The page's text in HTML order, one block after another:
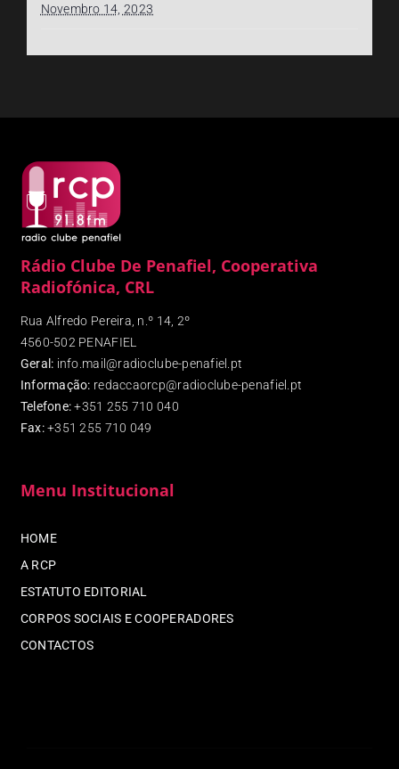
Novembro 14, 2023
Rádio Clube De Penafiel, Cooperativa
Radiofónica, CRL
Rua Alfredo Pereira, n.º 14, 2º
4560-502 PENAFIEL
Geral: info.mail@radioclube-penafiel.pt
Informação: redaccaorcp@radioclube-penafiel.pt
Telefone: +351 255 710 040
Fax:+351 255 710 049
Menu Institucional
HOME
A RCP
ESTATUTO EDITORIAL
CORPOS SOCIAIS E COOPERADORES
CONTACTOS